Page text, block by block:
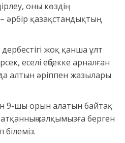
оны көздің
қазақстандықтың
жоқ қанша ұлт
еселі еңбекке арналған
алтын әріппен жазылары
9-шы орын алатын байтақ
халқымызға берген
білеміз.